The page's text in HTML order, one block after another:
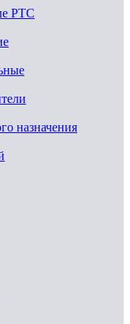
PTC
назначения